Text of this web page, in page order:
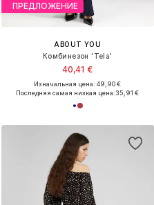
ПРЕДЛОЖЕНИЕ
ABOUT YOU
Комбинезон 'Tela'
40,41 €
Изначальная цена: 49,90 €
Последняя самая низкая цена:35,91 €